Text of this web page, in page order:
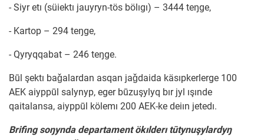
- Siyr etı (süiektı jauyryn-tös bölıgı) – 3444 teŋge,
- Kartop – 294 teŋge,
- Qyryqqabat – 246 teŋge.
Būl şektı baǧalardan asqan jaǧdaida käsıpkerlerge 100
AEK aiyppūl salynyp, eger būzuşylyq bır jyl ışınde
qaitalansa, aiyppūl kölemı 200 AEK-ke deiın jetedı.
Brifing soŋynda departament ökılderı tūtynuşylardyŋ